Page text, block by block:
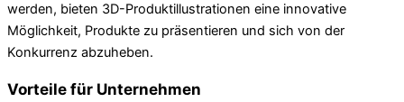
werden, bieten 3D-Produktillustrationen eine innovative
Möglichkeit, Produkte zu präsentieren und sich von der
Konkurrenz abzuheben.
Vorteile für Unternehmen